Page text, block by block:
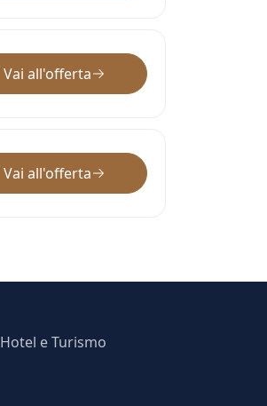
Vai all'offerta
Vai all'offerta
Hotel e Turismo